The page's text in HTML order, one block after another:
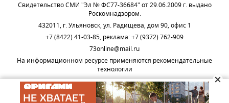
Свидетельство СМИ "Эл № ФС77-36684" от 29.06.2009 г. выдано
Роскомнадзором.
432011, г. Ульяновск, ул. Радищева, дом 90, офис 1
+7 (8422) 41-03-85, реклама: +7 (9372) 762-909
73online@mail.ru
На информационном ресурсе применяются рекомендательные
технологии